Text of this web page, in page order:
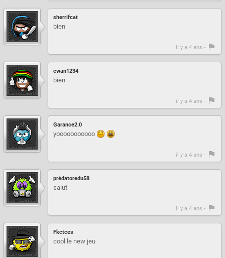
sherrifcat
bien
il y a 4 ans -
ewan1234
bien
il y a 4 ans -
Garance2.0
yooooooooooo
il y a 4 ans -
prédatoredu58
salut
il y a 4 ans -
Fkctces
cool le new jeu